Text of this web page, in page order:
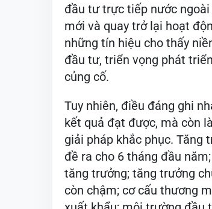
đầu tư trực tiếp nước
mới và quay trở lại hoạt
những tín hiệu cho thấy
đầu tư, triển vọng phát
củng cố.
Tuy nhiên, điều đáng ghi
kết quả đạt được, mà còn
giải pháp khắc phục. Tăng
đề ra cho 6 tháng đầu
tăng trưởng; tăng trưởng
còn chậm; cơ cấu thương